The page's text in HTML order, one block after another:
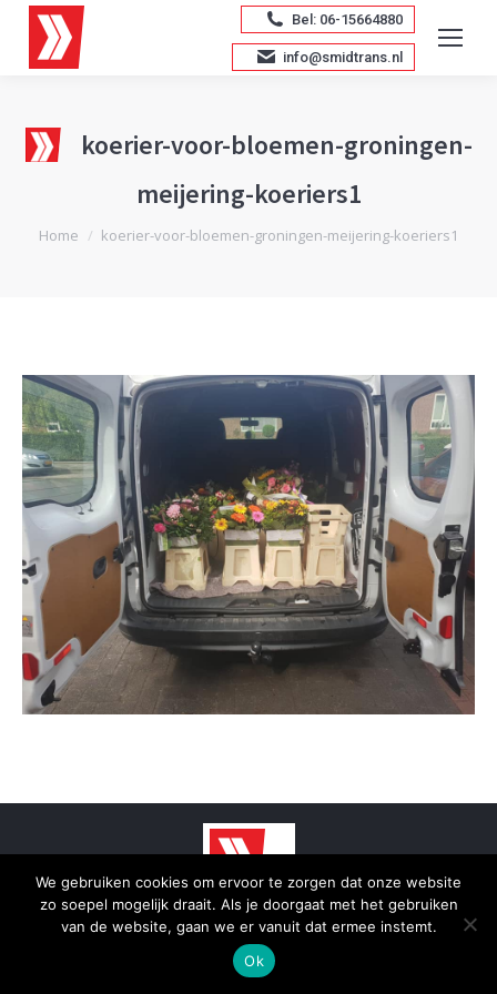
Bel: 06-15664880
info@smidtrans.nl
koerier-voor-bloemen-groningen-
meijering-koeriers1
Je bent hier:
Home koerier-voor-bloemen-groningen-meijering-koeriers1
© 2025 - SmidTrans - Koerier Groningen
Bottom menu
We gebruiken cookies om ervoor te zorgen dat onze website
zo soepel mogelijk draait. Als je doorgaat met het gebruiken
van de website, gaan we er vanuit dat ermee instemt.
Ok